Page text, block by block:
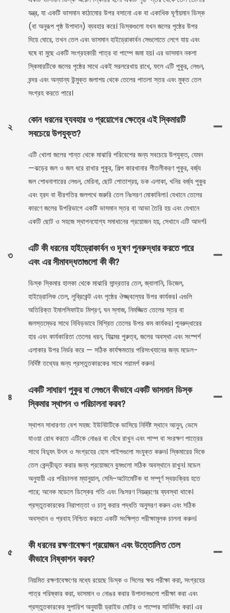
যন্ত্র, যা একটি ভাসমান কাঠামোর উপর বসানো এক বা একাধিক ঘূর্ণায়মান ডিস্ক
(বা অনুরূপ পৃষ্ঠ উপাদান) ব্যবহার করে। ডিস্কগুলো যখন জলের পৃষ্ঠের উপর
দিয়ে ঘোরে, তখন তেল এবং ভাসমান হাইড্রোকার্বন সেগুলোতে লেগে যায় এবং
ঘষে বা মুছে একটি সংগ্রহকারী পাত্র বা পাম্পে জমা হয়। এর ভাসমান নকশা
স্কিমারটিকে জলের পৃষ্ঠের সাথে একই সরলরেখায় রাখে, ফলে এটি পুকুর, লেগুন,
বন্দর এবং অন্যান্য উন্মুক্ত জলাশয় থেকে তেলের পাতলা স্তর এবং মুক্ত তেল
সংগ্রহ করতে পারে।
২
কোন ধরনের ব্যবহার ও প্রয়োগের ক্ষেত্রে এই স্কিমারটি
সবচেয়ে উপযুক্ত?
এটি খোলা জলের শান্ত থেকে মাঝারি পরিবেশের জন্য সবচেয়ে উপযুক্ত, যেমন
—ঝড়ের জল ও জল ধরে রাখার পুকুর, শিল্প কারখানার শীতলীকরণ পুকুর, বর্জ্য
জল শোধনাগারের লেগুন, মেরিনা, ছোট পোতাশ্রয়, ডক এলাকা, খনির বর্জ্য পুকুর
এবং হ্রদ বা ধীরগতির জলপথে জরুরি তেল নিঃসরণ মোকাবিলা। যেখানে তেলের
কারণে জলের উপরিভাগে একটি ভাসমান স্তর বা আভা তৈরি হয় এবং যেখানে
একটি ছোট ও সহজে স্থাপনযোগ্য সমাধানের প্রয়োজন হয়, সেখানে এটি আদর্শ।
৩
এটি কী ধরনের হাইড্রোকার্বন ও দূষণ পুনরুদ্ধার করতে পারে
এবং এর সীমাবদ্ধতাগুলো কী কী?
ডিস্ক স্কিমার হালকা থেকে মাঝারি সান্দ্রতার তেল, জ্বালানি, ডিজেল,
হাইড্রোলিক তেল, লুব্রিকেন্ট এবং পৃষ্ঠের ঔজ্জ্বল্যের উপর কার্যকর। এগুলি
অতিরিক্ত ইমালসিফাইড মিশ্রণ, ঘন স্লাজ, নিমজ্জিত তেলের স্তর বা
জলস্তম্ভের সাথে নিবিড়ভাবে মিশ্রিত তেলের উপর কম কার্যকর। পুনরুদ্ধারের
হার এবং কার্যকারিতা তেলের ধরন, ফিল্মের পুরুত্ব, জলের অবস্থা এবং সংস্পর্শ
এলাকার উপর নির্ভর করে — সঠিক কার্যক্ষমতার পরিসংখ্যানের জন্য মডেল-
নির্দিষ্ট তথ্যের জন্য প্রস্তুতকারকের সাথে পরামর্শ করুন।
৪
একটি সাধারণ পুকুর বা লেগুনে কীভাবে একটি ভাসমান ডিস্ক
স্কিমার স্থাপন ও পরিচালনা করব?
স্থাপন সাধারণত বেশ সহজ: ইউনিটটিকে ভাসিয়ে নির্দিষ্ট স্থানে আনুন, ভেসে
যাওয়া রোধ করতে এটিকে নোঙর বা বেঁধে রাখুন এবং পাম্প বা সংরক্ষণ পাত্রের
সাথে বিদ্যুৎ উৎস ও সংগ্রহের হোস পাইপগুলো সংযুক্ত করুন। স্কিমারের দিকে
তেল কেন্দ্রীভূত করার জন্য প্রয়োজনে বুমগুলো সঠিক অবস্থানে রাখুন। মডেল
অনুযায়ী এর পরিচালনা ম্যানুয়াল, সেমি-অটোমেটিক বা সম্পূর্ণ স্বয়ংক্রিয় হতে
পারে; অনেক মডেলে ডিস্কের গতি এবং নিঃসরণ নিয়ন্ত্রণের ব্যবস্থা থাকে।
প্রস্তুতকারকের নিরাপত্তা ও চালু করার পদ্ধতি অনুসরণ করুন এবং সঠিক
অবস্থান ও প্রবাহ নিশ্চিত করতে একটি সংক্ষিপ্ত পরীক্ষামূলক চালনা করুন।
৫
কী ধরনের রক্ষণাবেক্ষণ প্রয়োজন এবং উত্তোলিত তেল
কীভাবে নিষ্কাশন করব?
নিয়মিত রক্ষণাবেক্ষণের মধ্যে রয়েছে ডিস্ক ও সিলের ক্ষয় পরীক্ষা করা, সংগ্রহের
পাত্র পরিষ্কার করা, ভাসমান ও নোঙর করার উপাদানগুলো পরীক্ষা করা এবং
প্রস্তুতকারকের সুপারিশ অনুযায়ী ড্রাইভ মোটর ও পাম্পের সার্ভিসিং করা। এর